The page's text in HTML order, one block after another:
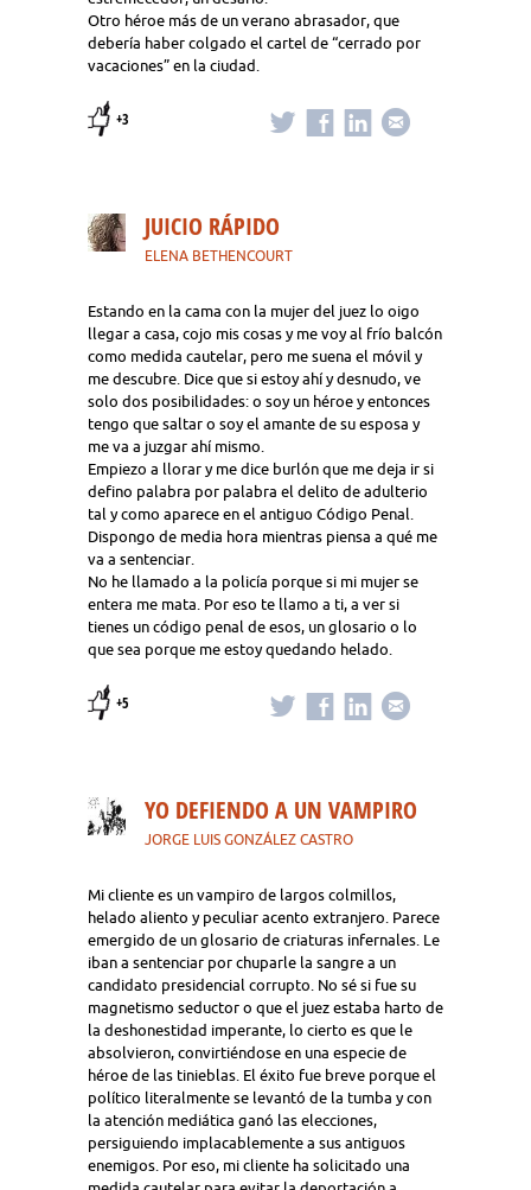
Otro héroe más de un verano abrasador, que
debería haber colgado el cartel de “cerrado por
vacaciones” en la ciudad.
+3
JUICIO RÁPIDO
ELENA BETHENCOURT
Estando en la cama con la mujer del juez lo oigo
llegar a casa, cojo mis cosas y me voy al frío balcón
como medida cautelar, pero me suena el móvil y
me descubre. Dice que si estoy ahí y desnudo, ve
solo dos posibilidades: o soy un héroe y entonces
tengo que saltar o soy el amante de su esposa y
me va a juzgar ahí mismo.
Empiezo a llorar y me dice burlón que me deja ir si
defino palabra por palabra el delito de adulterio
tal y como aparece en el antiguo Código Penal.
Dispongo de media hora mientras piensa a qué me
va a sentenciar.
No he llamado a la policía porque si mi mujer se
entera me mata. Por eso te llamo a ti, a ver si
tienes un código penal de esos, un glosario o lo
que sea porque me estoy quedando helado.
+5
YO DEFIENDO A UN VAMPIRO
JORGE LUIS GONZÁLEZ CASTRO
Mi cliente es un vampiro de largos colmillos,
helado aliento y peculiar acento extranjero. Parece
emergido de un glosario de criaturas infernales. Le
iban a sentenciar por chuparle la sangre a un
candidato presidencial corrupto. No sé si fue su
magnetismo seductor o que el juez estaba harto de
la deshonestidad imperante, lo cierto es que le
absolvieron, convirtiéndose en una especie de
héroe de las tinieblas. El éxito fue breve porque el
político literalmente se levantó de la tumba y con
la atención mediática ganó las elecciones,
persiguiendo implacablemente a sus antiguos
enemigos. Por eso, mi cliente ha solicitado una